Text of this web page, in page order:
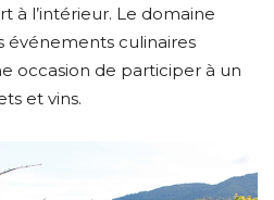
à l’intérieur. Le domaine
culinaires
occasion de participer à un
et vins.